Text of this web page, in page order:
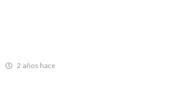
2 años hace